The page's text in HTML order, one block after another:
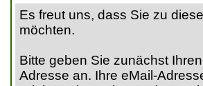
Es freut uns, dass Sie zu
möchten.
Bitte geben Sie zunächst
Adresse an. Ihre eMail-